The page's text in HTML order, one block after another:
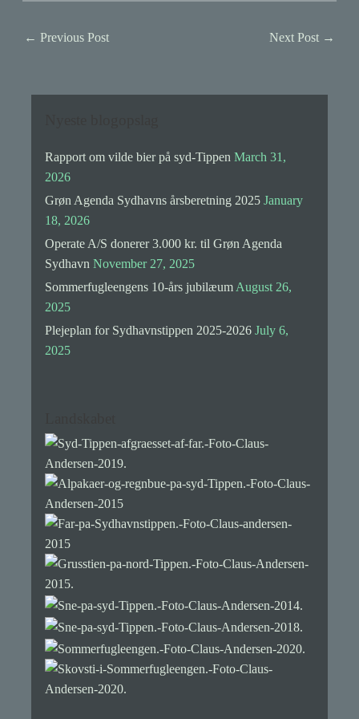
← Previous Post Next Post →
Rapport om vilde bier på syd-Tippen March 31,
2026
Grøn Agenda Sydhavns årsberetning 2025 January
18, 2026
Operate A/S donerer 3.000 kr. til Grøn Agenda
Sydhavn November 27, 2025
Sommerfugleengens 10-års jubilæum August 26,
2025
Plejeplan for Sydhavnstippen 2025-2026 July 6,
2025